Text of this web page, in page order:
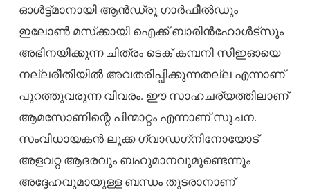
ഓൾട്ട്മാനായി ആൻഡ്രൂ ഗാർഫീൽഡും
ഇലോൺ മസ്‌ക്കായി ഐക്ക് ബാരിൻഹോൾട്‌സും
അഭിനയിക്കുന്ന ചിത്രം ടെക് കമ്പനി സിഇഓയെ
നല്ലരീതിയിൽ അവതരിപ്പിക്കുന്നതല്ല എന്നാണ്
പുറത്തുവരുന്ന വിവരം. ഈ സാഹചര്യത്തിലാണ്
ആമസോണിന്റെ പിന്മാറ്റം എന്നാണ് സൂചന.
സംവിധായകൻ ലൂക്ക ഗ്വാഡഗ്‌നിനോയോട്
അളവറ്റ ആദരവും ബഹുമാനവുമുണ്ടെന്നും
അദ്ദേഹവുമായുള്ള ബന്ധം തുടരാനാണ്